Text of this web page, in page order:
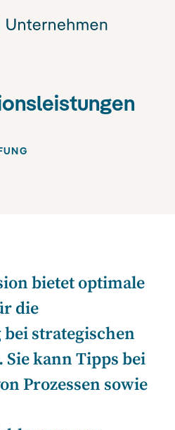
bietet optimale
die
strategischen
kann Tipps bei
Prozessen sowie